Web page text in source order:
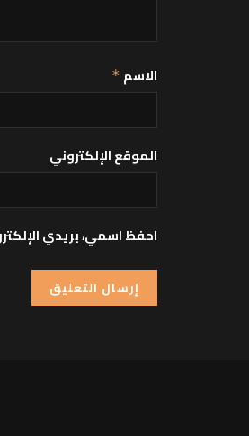
الاسم *
الموقع الإلكتروني
احفظ اسمي، بريدي